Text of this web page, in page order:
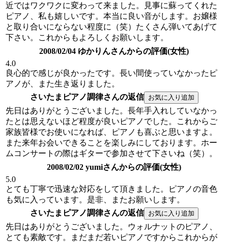
近ではワクワクに変わって来ました。見事に蘇ってくれた
ピアノ、私も嬉しいです。本当に良い音がします。お嬢様
と取り合いにならない程度に（笑）たくさん弾いてあげて
下さい。これからもよろしくお願いします。
2008/02/04 ゆかりんさんからの評価(女性)
4.0
良心的で感じが良かったです。長い間使っていなかったピ
アノが、また生き返りました。
さいたまピアノ調律さんの返信
先日はありがとうございました。長年手入れしていなかっ
たとは思えないほど程度が良いピアノでした。これからご
家族皆様でお使いになれば、ピアノも喜ぶと思いますよ。
また来年お会いできることを楽しみにしております。ホー
ムコンサートの際はギターで参加させて下さいね（笑）。
2008/02/02 yumiさんからの評価(女性)
5.0
とても丁寧で迅速な対応をして頂きました。ピアノの音色
も気に入っています。是非、またお願いします。
さいたまピアノ調律さんの返信
先日はありがとうございました。ウォルナットのピアノ、
とても素敵です。まだまだ若いピアノですからこれからが